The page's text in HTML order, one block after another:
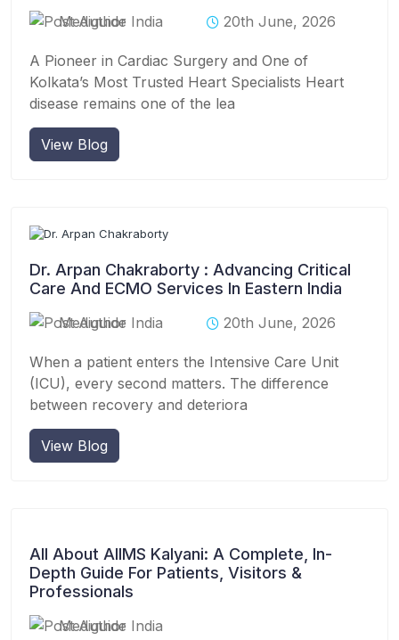
Mediguide India 20th June, 2026
A Pioneer in Cardiac Surgery and One of
Kolkata’s Most Trusted Heart Specialists Heart
disease remains one of the lea
View Blog
Dr. Arpan Chakraborty : Advancing Critical
Care And ECMO Services In Eastern India
Mediguide India 20th June, 2026
When a patient enters the Intensive Care Unit
(ICU), every second matters. The difference
between recovery and deteriora
View Blog
All About AIIMS Kalyani: A Complete, In-
Depth Guide For Patients, Visitors &
Professionals
Mediguide India